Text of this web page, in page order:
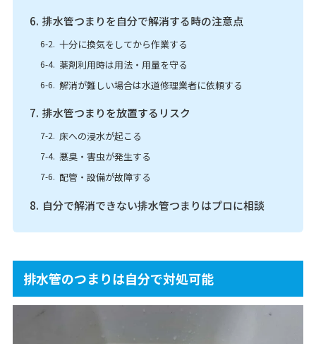
排水管つまりを自分で解消する時の注意点
十分に換気をしてから作業する
薬剤利用時は用法・用量を守る
解消が難しい場合は水道修理業者に依頼する
排水管つまりを放置するリスク
床への浸水が起こる
悪臭・害虫が発生する
配管・設備が故障する
自分で解消できない排水管つまりはプロに相談
排水管のつまりは自分で対処可能